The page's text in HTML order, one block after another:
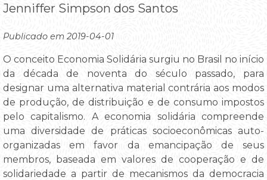
Jenniffer Simpson dos Santos
Publicado em 2019-04-01
O conceito Economia Solidária surgiu no Brasil no início
da década de noventa do século passado, para
designar uma alternativa material contrária aos modos
de produção, de distribuição e de consumo impostos
pelo capitalismo. A economia solidária compreende
uma diversidade de práticas socioeconômicas auto-
organizadas em favor da emancipação de seus
membros, baseada em valores de cooperação e de
solidariedade a partir de mecanismos da democracia